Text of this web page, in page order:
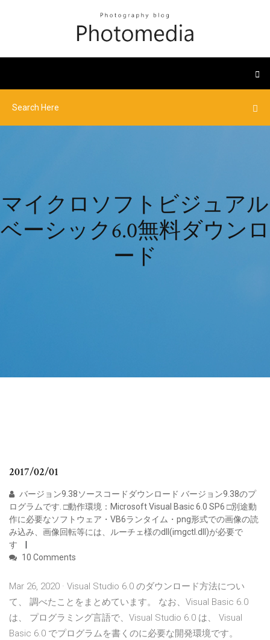
マイクロソフトビジュアル
ベーシック6.0無料ダウンロ
ード
2017/02/01
バージョン9.38ソースコードダウンロード バージョン9.38のプ
ログラムです. □動作環境：Microsoft Visual Basic 6.0 SP6 □別途動
作に必要なソフトウェア・VB6ランタイム・png形式での画像の読
み込み、画像回転等には、ルーチェ様のdll(imgctl.dll)が必要で
す
10 Comments
Mar 26, 2020 · Visual Studio 6.0 のダウンロード方法につい
て、 調べたことをまとめています。 なお、Visual Basic 6.0
は、 プログラミング言語で、Visual Studio 6.0 は、 Visual
Basic 6.0 でプログラムを書くのに必要な開発環境です。